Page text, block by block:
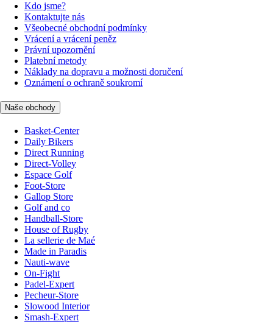
Kdo jsme?
Kontaktujte nás
Všeobecné obchodní podmínky
Vrácení a vrácení peněz
Právní upozornění
Platební metody
Náklady na dopravu a možnosti doručení
Oznámení o ochraně soukromí
Naše obchody
Basket-Center
Daily Bikers
Direct Running
Direct-Volley
Espace Golf
Foot-Store
Gallop Store
Golf and co
Handball-Store
House of Rugby
La sellerie de Maé
Made in Paradis
Nauti-wave
On-Fight
Padel-Expert
Pecheur-Store
Slowood Interior
Smash-Expert